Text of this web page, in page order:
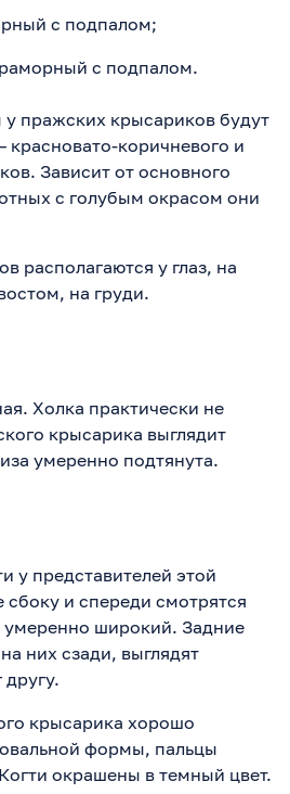
с подпалом;
с подпалом.
пражских крысариков будут
красновато-коричневого и
Зависит от основного
с голубым окрасом они
располагаются у глаз, на
на груди.
Холка практически не
крысарика выглядит
умеренно подтянута.
у представителей этой
и спереди смотрятся
широкий. Задние
них сзади, выглядят
крысарика хорошо
формы, пальцы
окрашены в темный цвет.